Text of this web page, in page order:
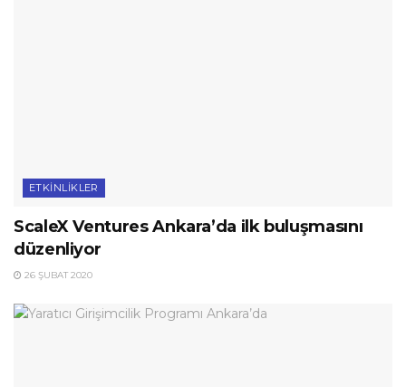
ETKINLIKLER
ScaleX Ventures Ankara’da ilk buluşmasını
düzenliyor
26 ŞUBAT 2020